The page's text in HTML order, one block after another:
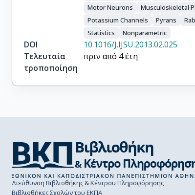
Motor Neurons
Musculoskeletal
Potassium Channels
Pyrans
Statistics
Nonparametric
DOI
10.1016/J.IJSU.2013.02.025
Τελευταία
τροποποίηση
πριν από 4 έτη
Διεύθυνση Βιβλιοθήκης & Κέντρου Πληροφόρησης
Βιβλιοθήκες Σχολών του ΕΚΠΑ